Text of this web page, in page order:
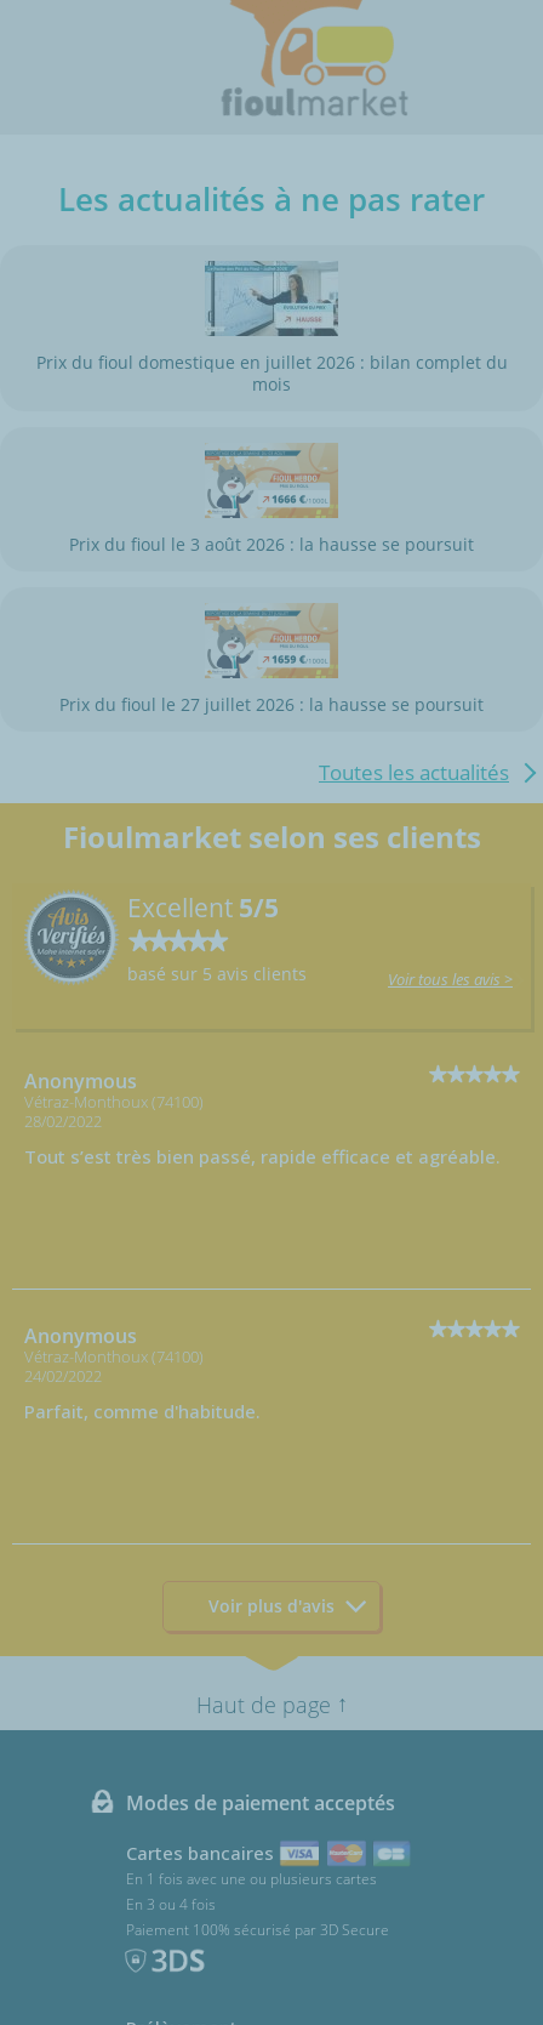
Les actualités à ne pas rater
Prix du fioul domestique en juillet 2026 : bilan complet du
mois
Prix du fioul le 3 août 2026 : la hausse se poursuit
Prix du fioul le 27 juillet 2026 : la hausse se poursuit
Toutes les actualités
Fioulmarket selon ses clients
Excellent 5/5
basé sur 5 avis clients Voir tous les avis >
Anonymous
Vétraz-Monthoux (74100)
28/02/2022
Tout s’est très bien passé, rapide efficace et agréable.
Anonymous
Vétraz-Monthoux (74100)
24/02/2022
Parfait, comme d'habitude.
Voir plus d'avis
Haut de page ↑
Modes de paiement acceptés
Cartes bancaires
En 1 fois avec une ou plusieurs cartes
En 3 ou 4 fois
Paiement 100% sécurisé par 3D Secure